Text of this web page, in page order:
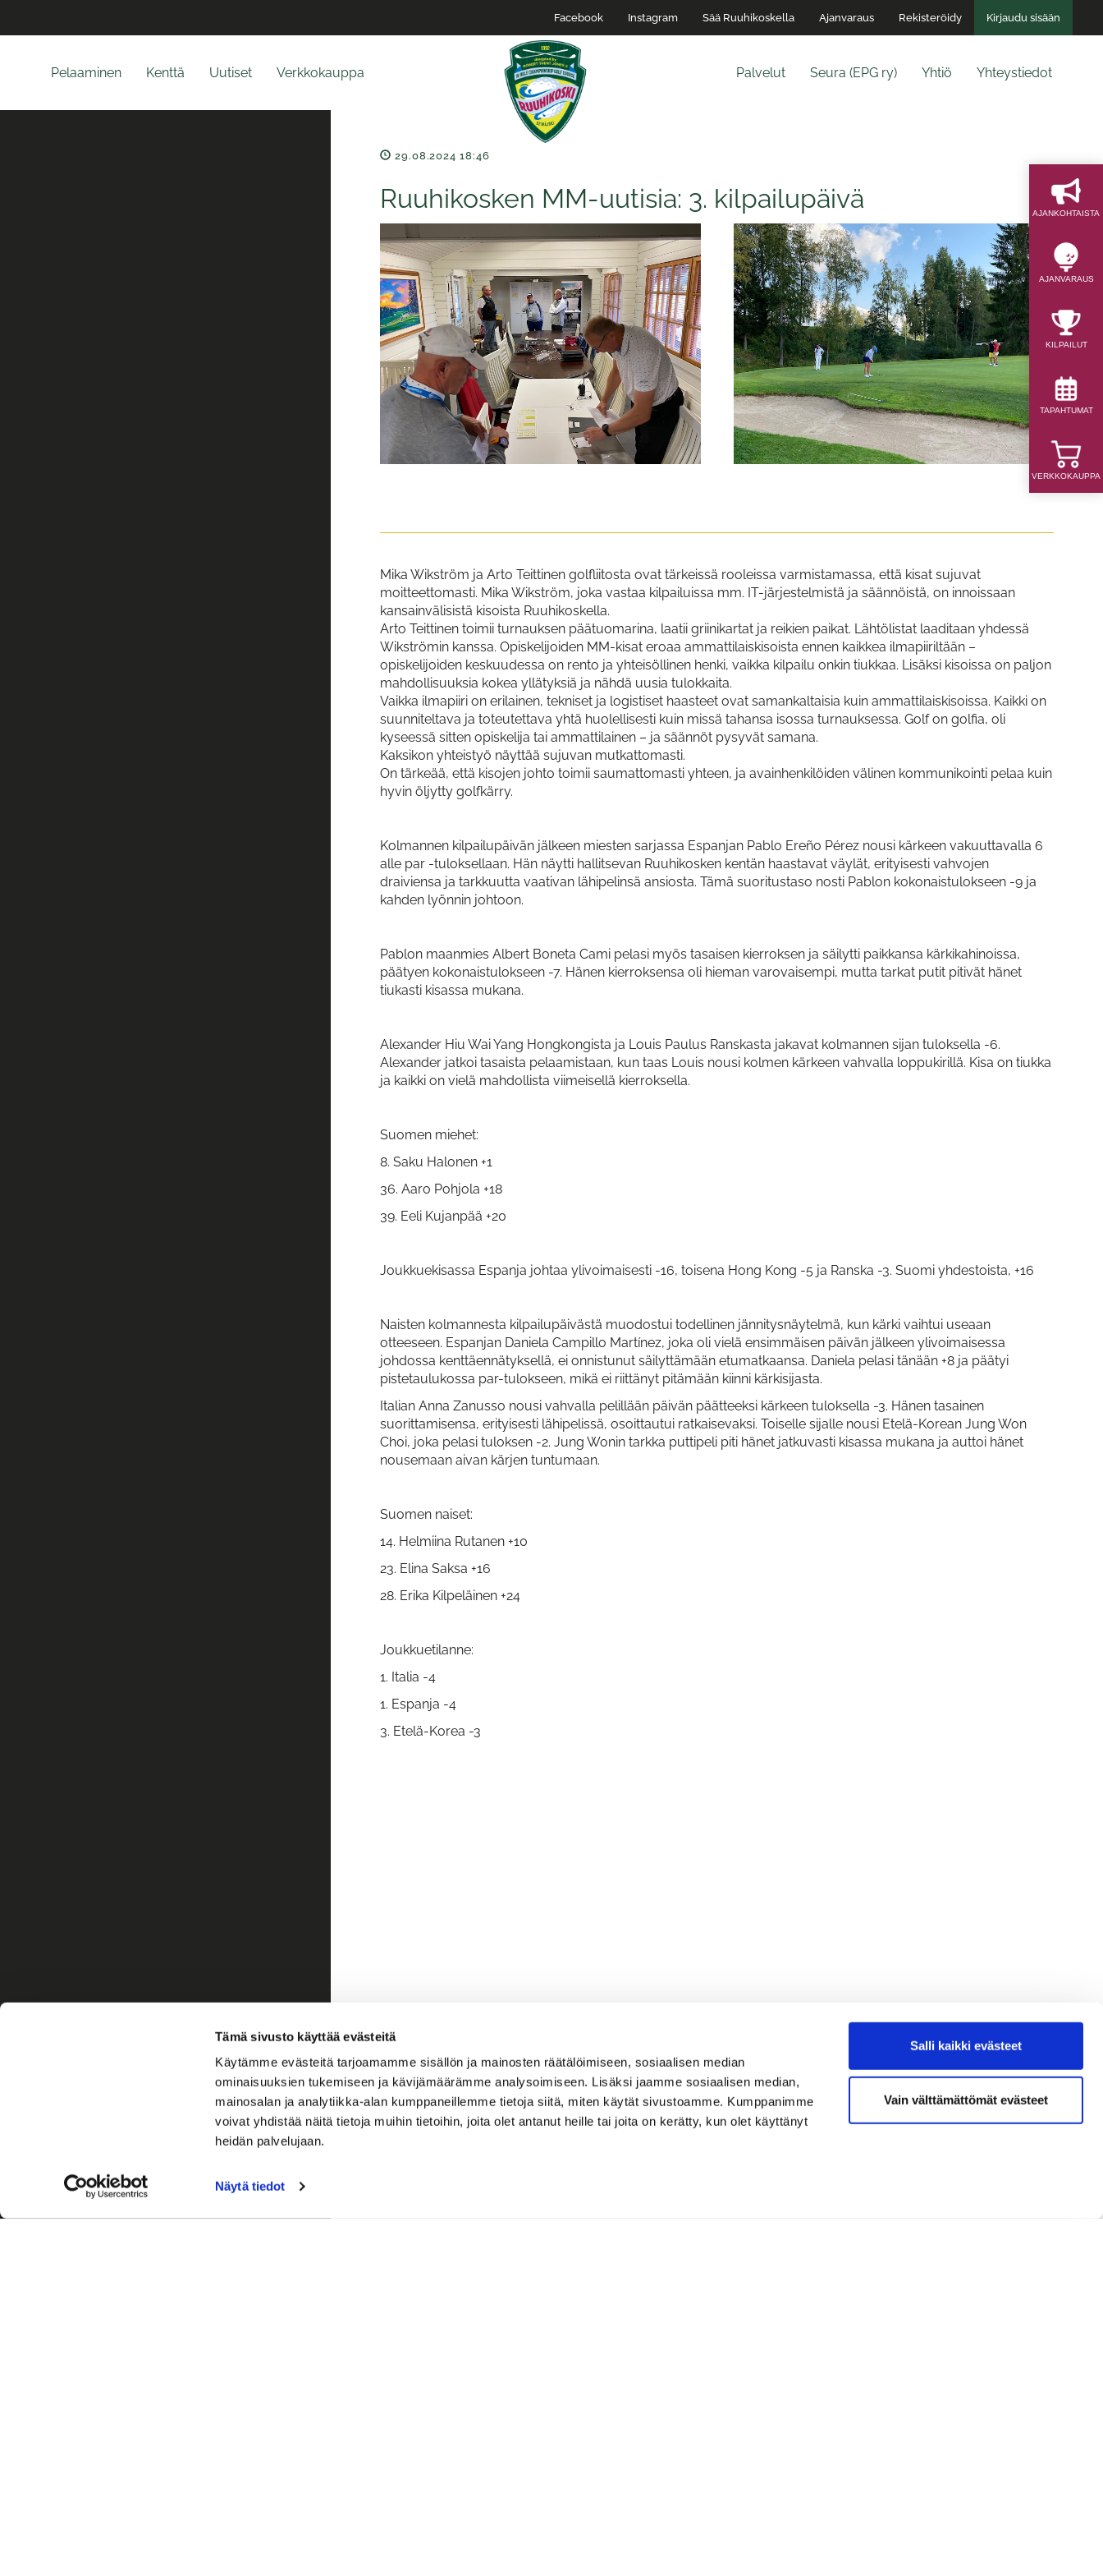
Tämä sivusto käyttää evästeitä
Käytämme evästeitä tarjoamamme sisällön ja mainosten räätälöimiseen, sosiaalisen median
ominaisuuksien tukemiseen ja kävijämäärämme analysoimiseen. Lisäksi jaamme sosiaalisen median,
mainosalan ja analytiikka-alan kumppaneillemme tietoja siitä, miten käytät sivustoamme. Kumppanimme
voivat yhdistää näitä tietoja muihin tietoihin, joita olet antanut heille tai joita on kerätty, kun olet käyttänyt
heidän palvelujaan.
Näytä tiedot
Salli kaikki evästeet
Vain välttämättömät evästeet
Facebook Instagram Sää Ruuhikoskella Ajanvaraus Rekisteröidy Kirjaudu sisään
Pelaaminen Kenttä Uutiset Verkkokauppa Yhteystiedot
Yhtiö
Seura (EPG ry)
Palvelut
AJAN­KOHTAISTA
AJAN­VARAUS
KILPAILUT
TAPAHTUMAT
VERKKOKAUPPA
29.08.2024 18:46
Ruuhikosken MM-uutisia: 3. kilpailupäivä
Mika Wikström ja Arto Teittinen golfliitosta ovat tärkeissä rooleissa varmistamassa, että kisat sujuvat
moitteettomasti. Mika Wikström, joka vastaa kilpailuissa mm. IT-järjestelmistä ja säännöistä, on innoissaan
kansainvälisistä kisoista Ruuhikoskella.
Arto Teittinen toimii turnauksen päätuomarina, laatii griinikartat ja reikien paikat. Lähtölistat laaditaan yhdessä
Wikströmin kanssa. Opiskelijoiden MM-kisat eroaa ammattilaiskisoista ennen kaikkea ilmapiiriltään –
opiskelijoiden keskuudessa on rento ja yhteisöllinen henki, vaikka kilpailu onkin tiukkaa. Lisäksi kisoissa on paljon
mahdollisuuksia kokea yllätyksiä ja nähdä uusia tulokkaita.
Vaikka ilmapiiri on erilainen, tekniset ja logistiset haasteet ovat samankaltaisia kuin ammattilaiskisoissa. Kaikki on
suunniteltava ja toteutettava yhtä huolellisesti kuin missä tahansa isossa turnauksessa. Golf on golfia, oli
kyseessä sitten opiskelija tai ammattilainen – ja säännöt pysyvät samana.
Kaksikon yhteistyö näyttää sujuvan mutkattomasti.
On tärkeää, että kisojen johto toimii saumattomasti yhteen, ja avainhenkilöiden välinen kommunikointi pelaa kuin
hyvin öljytty golfkärry.
Kolmannen kilpailupäivän jälkeen miesten sarjassa Espanjan Pablo Ereño Pérez nousi kärkeen vakuuttavalla 6
alle par -tuloksellaan. Hän näytti hallitsevan Ruuhikosken kentän haastavat väylät, erityisesti vahvojen
draiviensa ja tarkkuutta vaativan lähipelinsä ansiosta. Tämä suoritustaso nosti Pablon kokonaistulokseen -9 ja
kahden lyönnin johtoon.
Pablon maanmies Albert Boneta Cami pelasi myös tasaisen kierroksen ja säilytti paikkansa kärkikahinoissa,
päätyen kokonaistulokseen -7. Hänen kierroksensa oli hieman varovaisempi, mutta tarkat putit pitivät hänet
tiukasti kisassa mukana.
Alexander Hiu Wai Yang Hongkongista ja Louis Paulus Ranskasta jakavat kolmannen sijan tuloksella -6.
Alexander jatkoi tasaista pelaamistaan, kun taas Louis nousi kolmen kärkeen vahvalla loppukirillä. Kisa on tiukka
ja kaikki on vielä mahdollista viimeisellä kierroksella.
Suomen miehet:
8. Saku Halonen +1
36. Aaro Pohjola +18
39. Eeli Kujanpää +20
Joukkuekisassa Espanja johtaa ylivoimaisesti -16, toisena Hong Kong -5 ja Ranska -3. Suomi yhdestoista, +16
Naisten kolmannesta kilpailupäivästä muodostui todellinen jännitysnäytelmä, kun kärki vaihtui useaan
otteeseen. Espanjan Daniela Campillo Martínez, joka oli vielä ensimmäisen päivän jälkeen ylivoimaisessa
johdossa kenttäennätyksellä, ei onnistunut säilyttämään etumatkaansa. Daniela pelasi tänään +8 ja päätyi
pistetaulukossa par-tulokseen, mikä ei riittänyt pitämään kiinni kärkisijasta.
Italian Anna Zanusso nousi vahvalla pelillään päivän päätteeksi kärkeen tuloksella -3. Hänen tasainen
suorittamisensa, erityisesti lähipelissä, osoittautui ratkaisevaksi. Toiselle sijalle nousi Etelä-Korean Jung Won
Choi, joka pelasi tuloksen -2. Jung Wonin tarkka puttipeli piti hänet jatkuvasti kisassa mukana ja auttoi hänet
nousemaan aivan kärjen tuntumaan.
Suomen naiset:
14. Helmiina Rutanen +10
23. Elina Saksa +16
28. Erika Kilpeläinen +24
Joukkuetilanne:
1. Italia -4
1. Espanja -4
3. Etelä-Korea -3